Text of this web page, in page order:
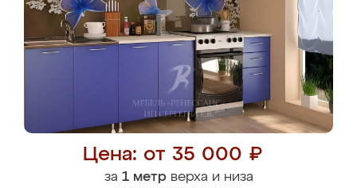
Цена: от 35 000 ₽
за 1 метрверха и низа